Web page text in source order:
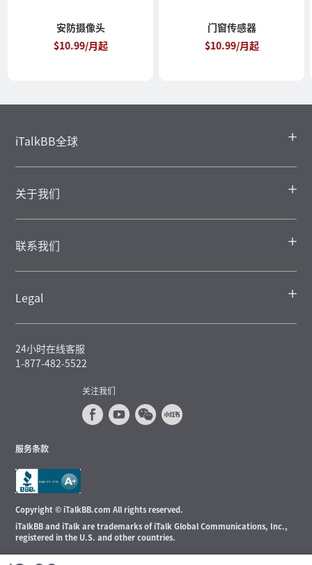
安防摄像头
$10.99/月起
门窗传感器
$10.99/月起
iTalkBB全球
关于我们
联系我们
Legal
24小时在线客服
1-877-482-5522
关注我们
服务条款
Copyright © iTalkBB.com All rights reserved.
iTalkBB and iTalk are trademarks of iTalk Global Communications, Inc.,
registered in the U.S. and other countries.